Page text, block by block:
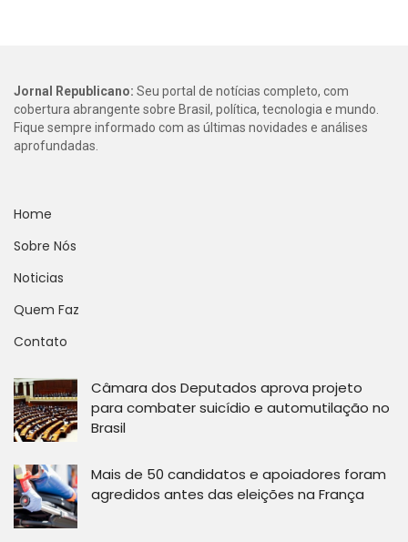
Jornal Republicano: Seu portal de notícias completo, com
cobertura abrangente sobre Brasil, política, tecnologia e mundo.
Fique sempre informado com as últimas novidades e análises
aprofundadas.
Home
Sobre Nós
Noticias
Quem Faz
Contato
Câmara dos Deputados aprova projeto
para combater suicídio e automutilação no
Brasil
Mais de 50 candidatos e apoiadores foram
agredidos antes das eleições na França